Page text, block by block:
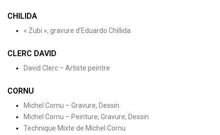
CHILIDA
« Zubi », gravure d’Eduardo Chillida
CLERC DAVID
David Clerc – Artiste peintre
CORNU
Michel Cornu – Gravure, Dessin
Michel Cornu – Peinture, Gravure, Dessin
Technique Mixte de Michel Cornu